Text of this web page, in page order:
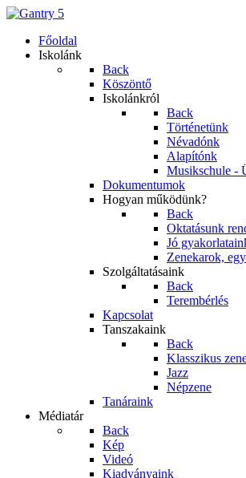
Főoldal
Iskolánk
Back
Köszöntő
Iskolánkról
Back
Történetünk
Névadónk
Alapítónk
Musikschule -
Dokumentumok
Hogyan működünk?
Back
Oktatásunk
Jó
Zenekarok,
Szolgáltatásaink
Back
Terembérlés
Kapcsolat
Tanszakaink
Back
Klasszikus
Jazz
Népzene
Tanáraink
Médiatár
Back
Kép
Videó
Kiadványaink